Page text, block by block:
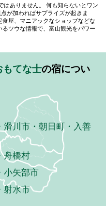
ありません。
何も知らないとワン
が加わればサプライズが起きま
屋、マニアックなショップなどな
ツウな情報で、富山観光をパワー
もてな士の宿につい
滑川市・朝日町・入善
舟橋村
小矢部市
射水市